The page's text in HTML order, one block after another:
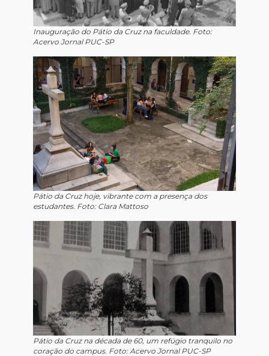
Inauguração do Pátio da Cruz na faculdade. Foto:
Acervo Jornal PUC-SP
Pátio da Cruz hoje, vibrante com a presença dos
estudantes. Foto: Clara Mattoso
Pátio da Cruz na década de 60, um refúgio tranquilo no
coração do campus. Foto: Acervo Jornal PUC-SP